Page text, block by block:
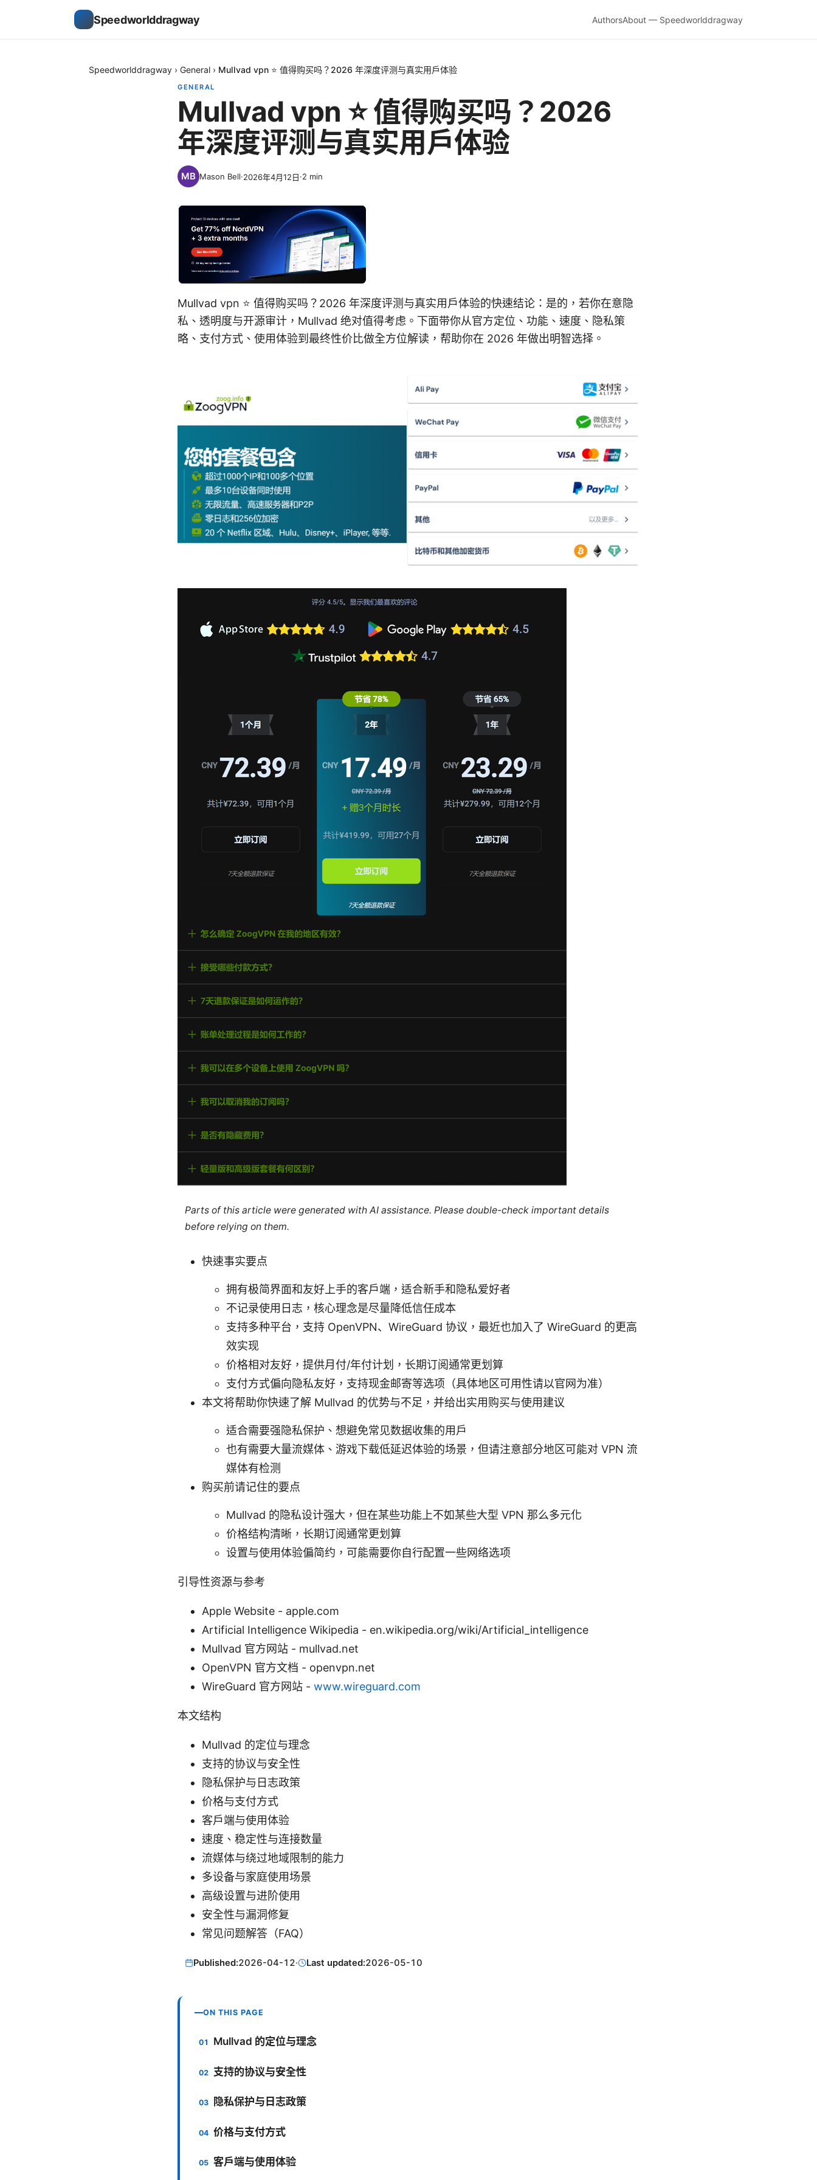
Speedworlddragway AuthorsAbout — Speedworlddragway
Speedworlddragway › General › Mullvad vpn ⭐ 值得购买吗？2026 年深度评测与真实用户体验
GENERAL
Mullvad vpn ⭐ 值得购买吗？2026
年深度评测与真实用户体验
Mason Bell·2026年4月12日·2 min
Mullvad vpn ⭐ 值得购买吗？2026 年深度评测与真实用户体验的快速结论：是的，若你在意隐
私、透明度与开源审计，Mullvad 绝对值得考虑。下面带你从官方定位、功能、速度、隐私策
略、支付方式、使用体验到最终性价比做全方位解读，帮助你在 2026 年做出明智选择。
Parts of this article were generated with AI assistance. Please double-check important details
before relying on them.
快速事实要点
拥有极简界面和友好上手的客户端，适合新手和隐私爱好者
不记录使用日志，核心理念是尽量降低信任成本
支持多种平台，支持 OpenVPN、WireGuard 协议，最近也加入了 WireGuard 的更高
效实现
价格相对友好，提供月付/年付计划，长期订阅通常更划算
支付方式偏向隐私友好，支持现金邮寄等选项（具体地区可用性请以官网为准）
本文将帮助你快速了解 Mullvad 的优势与不足，并给出实用购买与使用建议
适合需要强隐私保护、想避免常见数据收集的用户
也有需要大量流媒体、游戏下载低延迟体验的场景，但请注意部分地区可能对 VPN 流
媒体有检测
购买前请记住的要点
Mullvad 的隐私设计强大，但在某些功能上不如某些大型 VPN 那么多元化
价格结构清晰，长期订阅通常更划算
设置与使用体验偏简约，可能需要你自行配置一些网络选项
引导性资源与参考
Apple Website - apple.com
Artificial Intelligence Wikipedia - en.wikipedia.org/wiki/Artificial_intelligence
Mullvad 官方网站 - mullvad.net
OpenVPN 官方文档 - openvpn.net
WireGuard 官方网站 - www.wireguard.com
本文结构
Mullvad 的定位与理念
支持的协议与安全性
隐私保护与日志政策
价格与支付方式
客户端与使用体验
速度、稳定性与连接数量
流媒体与绕过地域限制的能力
多设备与家庭使用场景
高级设置与进阶使用
安全性与漏洞修复
常见问题解答（FAQ）
Published:2026-04-12· Last updated:2026-05-10
ON THIS PAGE
Mullvad 的定位与理念
支持的协议与安全性
隐私保护与日志政策
价格与支付方式
客户端与使用体验